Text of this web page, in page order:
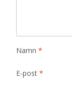
Namn *
E-post *